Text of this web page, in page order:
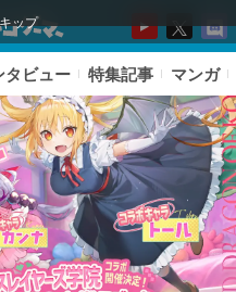
ップ
タビュー 特集記事 マンガ